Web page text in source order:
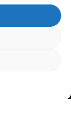
Erfahrung auf
Cookies wir